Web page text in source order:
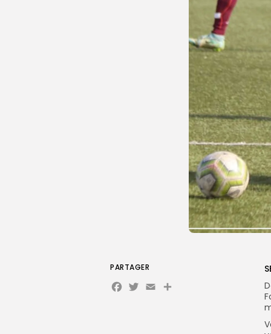
SANTE
PARTAGER
Facebook
Twitter
EmailPartager